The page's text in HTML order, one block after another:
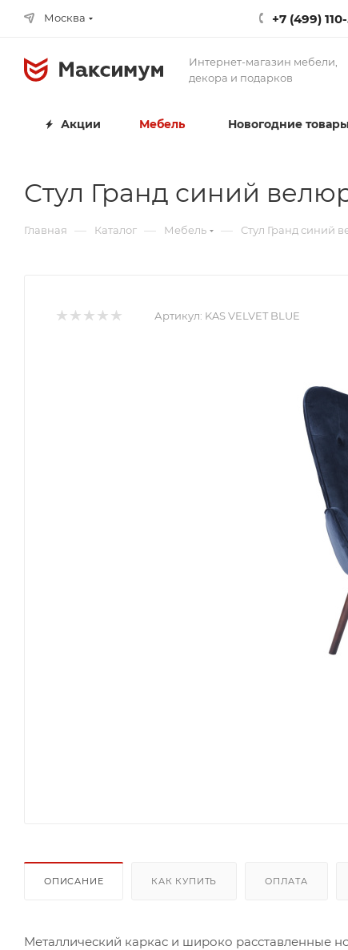
Москва +7 (499)
Интернет-магазин мебели,
декора и подарков
Акции Мебель Новогодние товары
Стул Гранд синий
Главная — Каталог — Мебель — Стул Гранд синий
Артикул: KAS VELVET BLUE
ОПИСАНИЕ КАК КУПИТЬ ОПЛАТА
Металлический каркас и широко расставленные